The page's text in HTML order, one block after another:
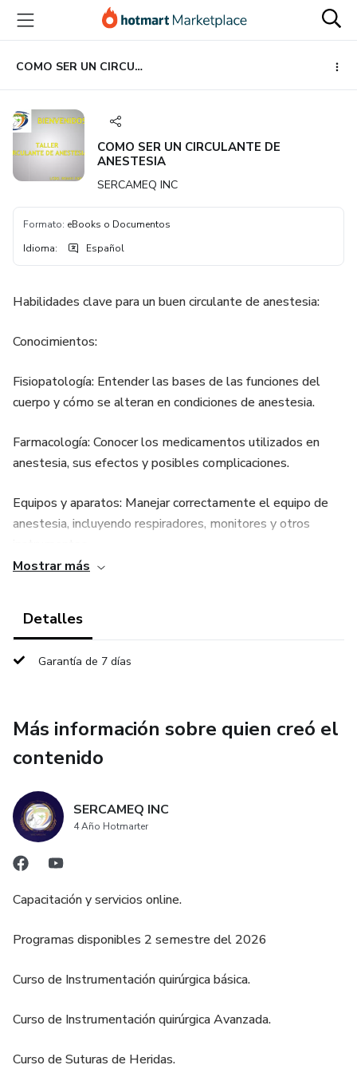
principal
página
de
página
COMO SER UN CIRCULANTE DE ANESTESIA
COMO SER UN CIRCULANTE DE
ANESTESIA
SERCAMEQ INC
Formato: eBooks o Documentos
Idioma: Español
Habilidades clave para un buen circulante de anestesia:
Conocimientos:
Fisiopatología: Entender las bases de las funciones del
cuerpo y cómo se alteran en condiciones de anestesia.
Farmacología: Conocer los medicamentos utilizados en
anestesia, sus efectos y posibles complicaciones.
Equipos y aparatos: Manejar correctamente el equipo de
anestesia, incluyendo respiradores, monitores y otros
Comunicación efectiva: Interactuar con el equipo médico
(anestesiólogos, enfermeros instrumentistas, etc.) de
forma clara y precisa.
proceso de anestesia, transmitiéndole tranquilidad y
seguridad.
Habilidades técnicas:
Preparación del quirófano: Verificar que el quirófano esté
debidamente preparado y que los materiales y equipos
necesarios estén disponibles.
Asepsia y antisepsia: Mantener estrictas normas de
Control del paciente: Monitorear los signos vitales del
paciente durante la anestesia y actuar ante cualquier
alteración.
Mostrar más
Detalles
Garantía de 7 días
Más información sobre quien creó el
contenido
SERCAMEQ INC
4 Año Hotmarter
Capacitación y servicios online.
Programas disponibles 2 semestre del 2026
Curso de Instrumentación quirúrgica básica.
Curso de Instrumentación quirúrgica Avanzada.
Curso de Suturas de Heridas.